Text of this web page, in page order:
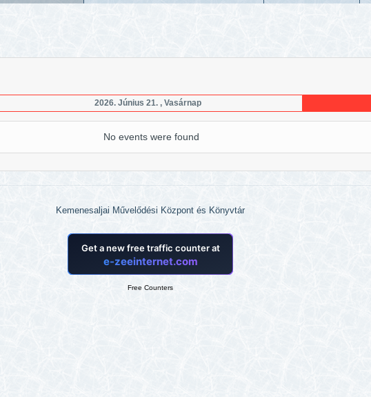
2026. Június 21. , Vasárnap
No events were found
Kemenesaljai Művelődési Központ és Könyvtár
Free Counters